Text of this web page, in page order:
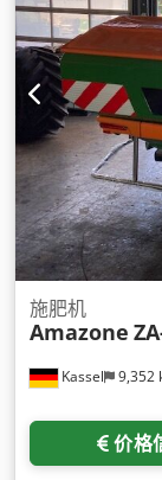
Kassel 9,352
施肥机
Amazone
价格